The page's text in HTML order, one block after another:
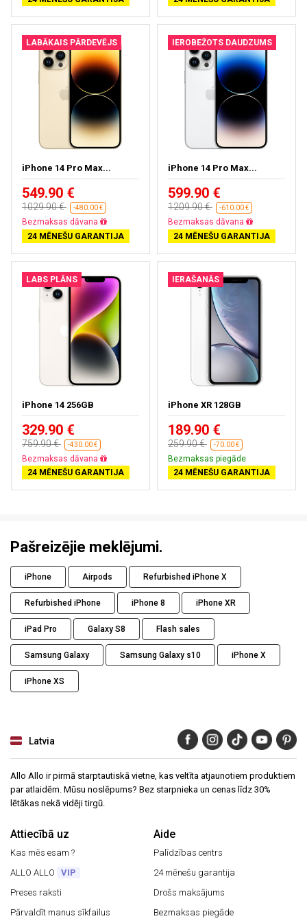
LABĀKAIS PĀRDEVĒJS
iPhone 14 Pro Max...
549.90 €
1029.90 € -480.00 €
Bezmaksas piegāde
24 MĒNEŠU GARANTIJA
IEROBEŽOTS DAUDZUMS
iPhone 14 Pro Max...
599.90 €
1209.90 € -610.00 €
Bezmaksas piegāde
24 MĒNEŠU GARANTIJA
LABS PLĀNS
iPhone 14 256GB
329.90 €
759.90 € -430.00 €
Bezmaksas piegāde
24 MĒNEŠU GARANTIJA
IERAŠANĀS
iPhone XR 128GB
189.90 €
259.90 € -70.00 €
Bezmaksas piegāde
24 MĒNEŠU GARANTIJA
Pašreizējie meklējumi.
iPhone Airpods Refurbished iPhone X
Refurbished iPhone iPhone 8 iPhone XR
iPad Pro Galaxy S8 Flash sales
Samsung Galaxy Samsung Galaxy s10 iPhone X
iPhone XS
Latvia
Allo Allo ir pirmā starptautiskā vietne, kas veltīta atjaunotiem produktiem
par atlaidēm. Mūsu noslēpums? Bez starpnieka un cenas līdz 30%
lētākas nekā vidēji tirgū.
Attiecībā uz
Kas mēs esam ?
ALLO ALLO
VIP
Preses raksti
Pārvaldīt manus sīkfailus
Aide
Palīdzības centrs
24 mēnešu garantija
Drošs maksājums
Bezmaksas piegāde